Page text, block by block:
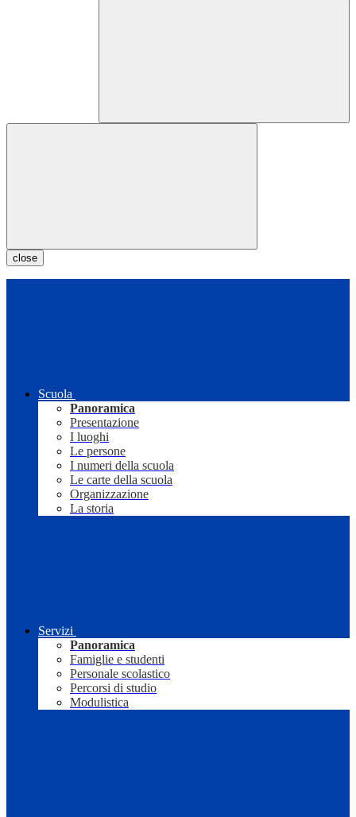
close
Scuola
Panoramica
Presentazione
I luoghi
Le persone
I numeri della scuola
Le carte della scuola
Organizzazione
La storia
Servizi
Panoramica
Famiglie e studenti
Personale scolastico
Percorsi di studio
Modulistica